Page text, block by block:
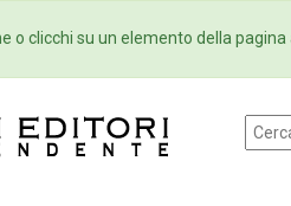
Collane Newsletter
clicchi su un elemento della pagina